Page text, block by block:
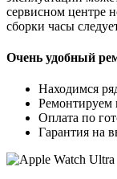
сервисном центре
сборки часы
Очень удобный
Находимся
Ремонтируем
Оплата по
Гарантия на